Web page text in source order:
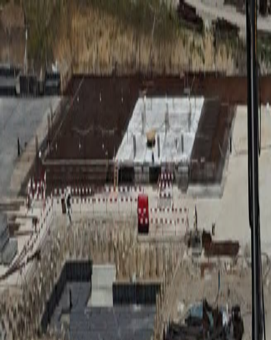
RADIO SOMEȘ
Categorii
EmisiuniPodcastIstoric melodii